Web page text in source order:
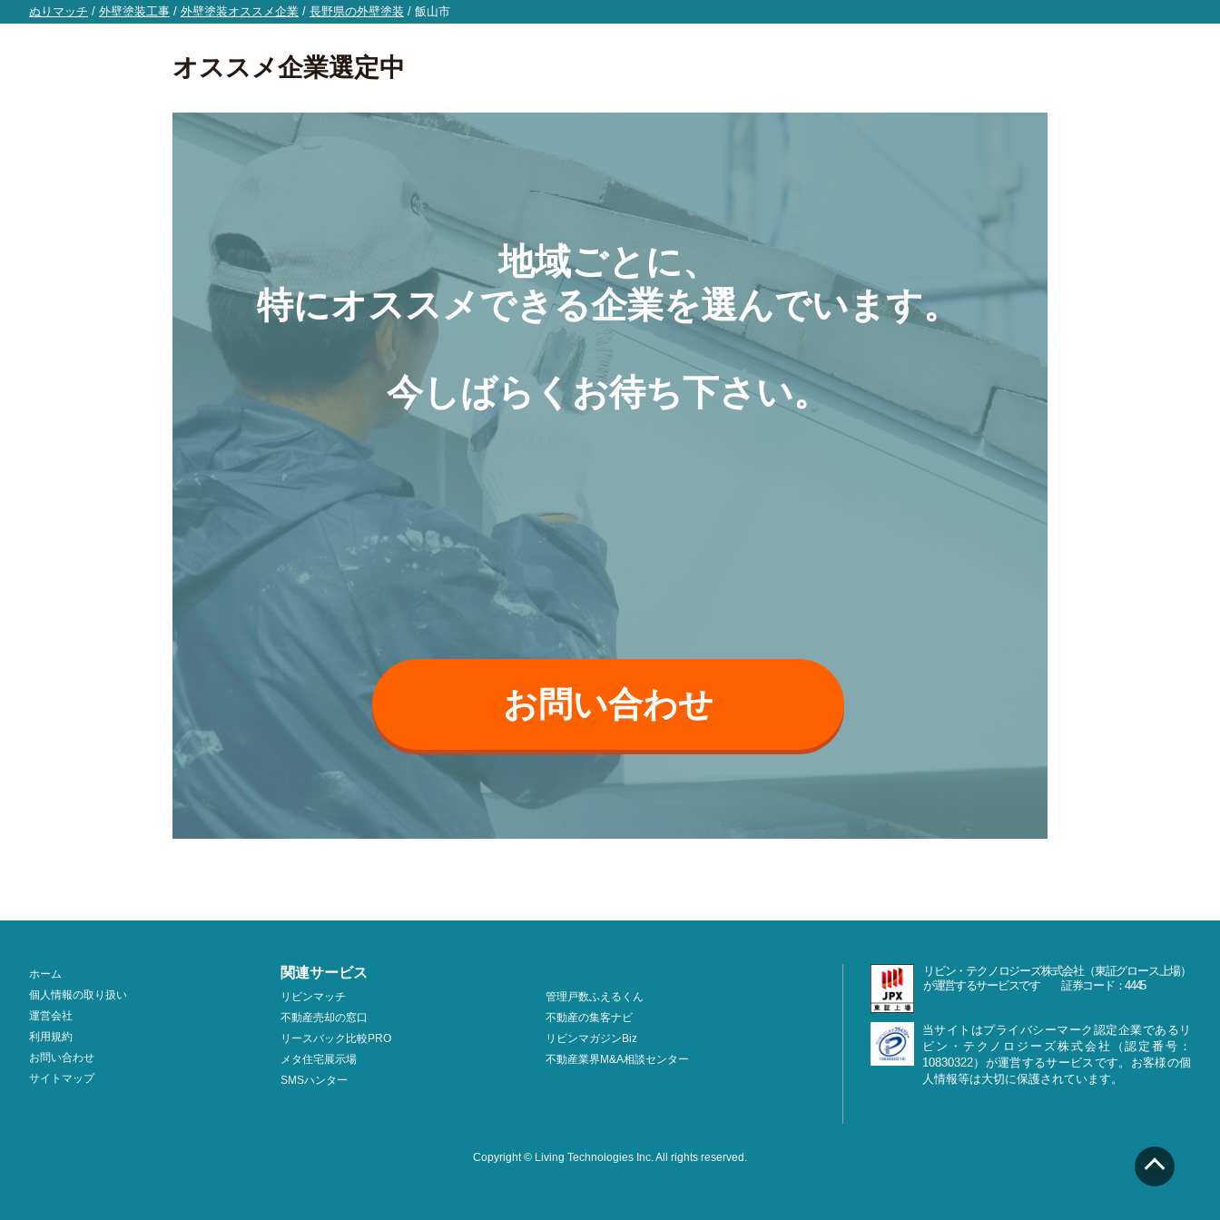
ぬりマッチ / 外壁塗装工事 / 外壁塗装オススメ企業 / 長野県の外壁塗装 / 飯山市
オススメ企業選定中
地域ごとに、
特にオススメできる企業を選んでいます。
今しばらくお待ち下さい。
お問い合わせ
ホーム
個人情報の取り扱い
運営会社
利用規約
お問い合わせ
サイトマップ
関連サービス
リビンマッチ
不動産売却の窓口
リースバック比較PRO
メタ住宅展示場
SMSハンター
管理戸数ふえるくん
不動産の集客ナビ
リビンマガジンBiz
不動産業界M&A相談センター
リビン・テクノロジーズ株式会社（東証グロース上場）
が運営するサービスです 証券コード：4445
当サイトはプライバシーマーク認定企業であるリ
ビン・テクノロジーズ株式会社（認定番号：
10830322）が運営するサービスです。お客様の個
人情報等は大切に保護されています。
Copyright © Living Technologies Inc.All rights reserved.